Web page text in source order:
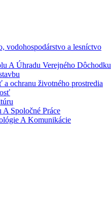
vodohospodárstvo a lesníctvo
A Úhradu Verejného Dôchodku
ochranu životného prostredia
A Spoločné Práce
A Komunikácie